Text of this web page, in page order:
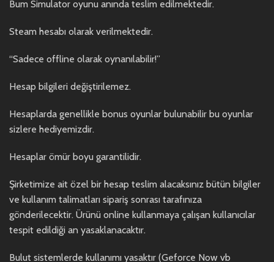
Bum Simulator oyunu anında teslim edilmektedir.
Steam hesabı olarak verilmektedir.
“Sadece offline olarak oynanılabilir!”
Hesap bilgileri değiştirilemez.
Hesaplarda genellikle bonus oyunlar bulunabilir bu oyunlar
sizlere hediyemizdir.
Hesaplar ömür boyu garantilidir.
Şirketimize ait özel bir hesap teslim alacaksınız bütün bilgiler
ve kullanım talimatları sipariş sonrası tarafınıza
gönderilecektir. Ürünü online kullanmaya çalışan kullanıcılar
tespit edildiği an yasaklanacaktır.
Bulut sistemlerde kullanımı yasaktır (Geforce Now vb